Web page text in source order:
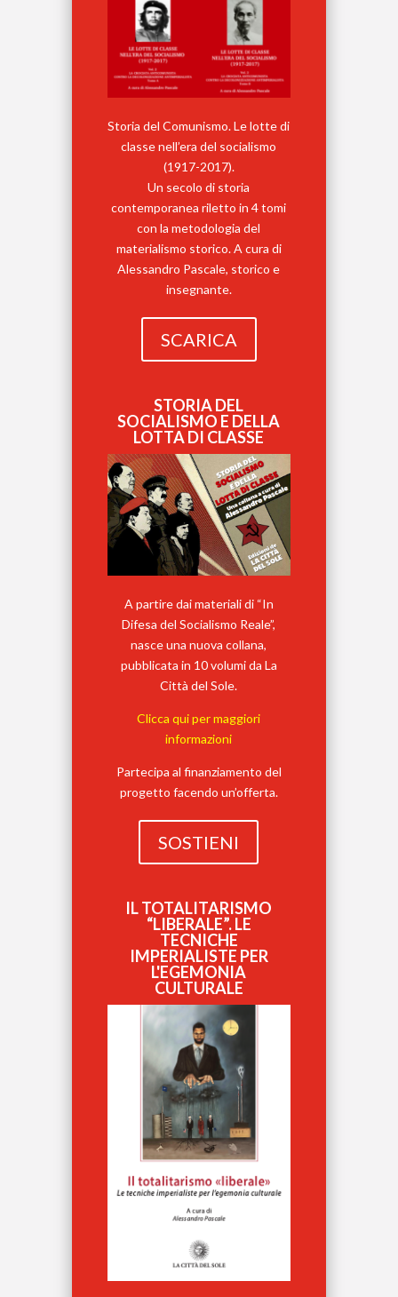
Storia del Comunismo. Le lotte di
classe nell’era del socialismo
(1917-2017).
Un secolo di storia
contemporanea riletto in 4 tomi
con la metodologia del
materialismo storico. A cura di
Alessandro Pascale, storico e
insegnante.
SCARICA
STORIA DEL
SOCIALISMO E DELLA
LOTTA DI CLASSE
A partire dai materiali di “In
Difesa del Socialismo Reale”,
nasce una nuova collana,
pubblicata in 10 volumi da La
Città del Sole.
Clicca qui per maggiori
informazioni
Partecipa al finanziamento del
progetto facendo un’offerta.
SOSTIENI
IL TOTALITARISMO
“LIBERALE”. LE
TECNICHE
IMPERIALISTE PER
L'EGEMONIA
CULTURALE